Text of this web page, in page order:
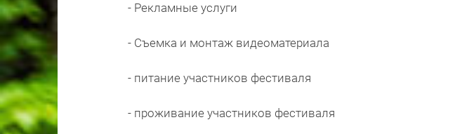
- Рекламные услуги
- Съемка и монтаж видеоматериала
- питание участников фестиваля
- проживание участников фестиваля